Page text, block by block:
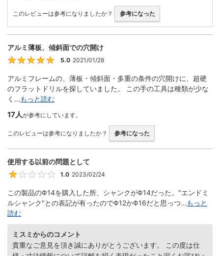
このレビューは参考になりましたか？ 参考になった
アルミ薄板、傾斜面での穴開け
5
5.0 2021/01/28
アルミフレームの、薄板・傾斜面・多重の条件の穴開けに、超硬
のフラットドリルを探していました。 この手の工具は種類が少な
く...もっと読む
17人が参考にしています。
このレビューは参考になりましたか？ 参考になった
使用する以前の問題として
1
1.0 2023/02/24
この製品のΦ14を購入した所、シャンクがΦ14だった。"エンドミ
ルシャンク"との表記が有ったのでΦ12かΦ16だと思っつ...もっと
読む
ミスミからのコメント
貴重なご意見を頂き誠にありがとうございます。 この度は仕